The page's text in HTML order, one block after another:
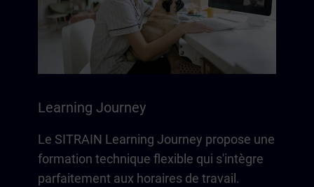
Learning Journey
Le SITRAIN Learning Journey propose une
formation technique flexible qui s'intègre
parfaitement aux horaires de travail.